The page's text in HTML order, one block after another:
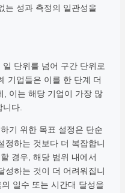
는 성과 측정의 일관성을
단위를 넘어 구간 단위로
기업들은 이를 한 단계 더
, 이는 해당 기업이 가장 많
다.
기 위한 목표 설정은 단순
정하는 것보다 더 복잡합니
경우, 해당 범위 내에서
성하는 것이 더 어려워집니
일수 또는 시간대 달성을